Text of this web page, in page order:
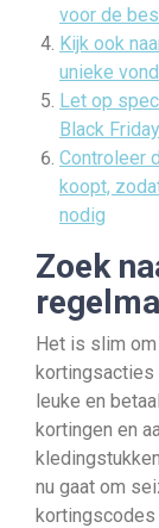
voor de
Kijk ook
unieke
Let op
Black
Controleer
koopt,
nodig
Zoek
Het is slim
kortingsacties
leuke en
kortingen en
nu gaat om
kortingscodes